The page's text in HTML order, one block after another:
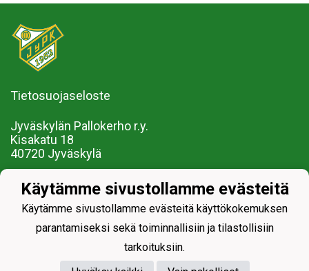
Tietosuojaseloste
Jyväskylän Pallokerho r.y.
Kisakatu 18
40720 Jyväskylä
Myynti ja markkinointi Taru Ekman 040-534 1789
Käytämme sivustollamme evästeitä
Käytämme sivustollamme evästeitä käyttökokemuksen
parantamiseksi sekä toiminnallisiin ja tilastollisiin
tarkoituksiin.